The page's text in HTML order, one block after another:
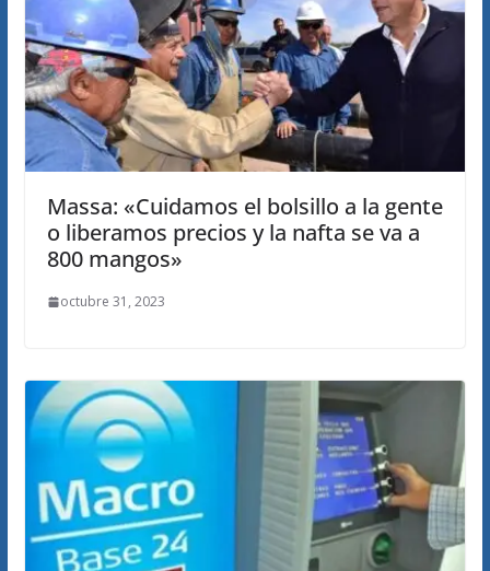
Massa: «Cuidamos el bolsillo a la gente
o liberamos precios y la nafta se va a
800 mangos»
octubre 31, 2023